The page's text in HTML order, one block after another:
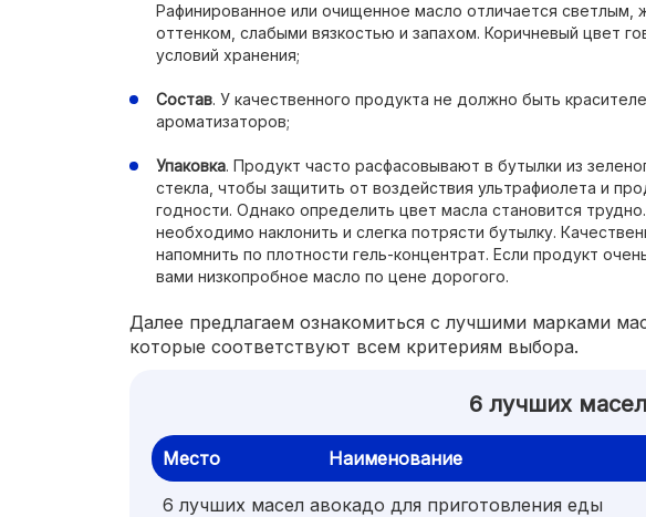
Рафинированное или очищенное масло отличается светлым,
оттенком, слабыми вязкостью и запахом. Коричневый цвет
условий хранения;
Состав. У качественного продукта не должно быть
ароматизаторов;
Упаковка. Продукт часто расфасовывают в бутылки из
стекла, чтобы защитить от воздействия ультрафиолета и
годности. Однако определить цвет масла становится
необходимо наклонить и слегка потрясти бутылку.
напомнить по плотности гель-концентрат. Если продукт
вами низкопробное масло по цене дорогого.
Далее предлагаем ознакомиться с лучшими марками
которые соответствуют всем критериям выбора.
6 лучших
Место Наименование
6 лучших масел авокадо для приготовления еды